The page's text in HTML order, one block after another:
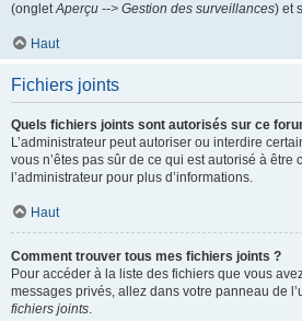
(ongletAperçu --> Gestion des surveillances) et
Haut
Fichiers joints
Quels fichiers joints sont autorisés sur ce
L’administrateur peut autoriser ou interdire
vous n’êtes pas sûr de ce qui est autorisé à être
l’administrateur pour plus d’informations.
Haut
Comment trouver tous mes fichiers joints ?
Pour accéder à la liste des fichiers que vous
messages privés, allez dans votre panneau de
fichiers joints.